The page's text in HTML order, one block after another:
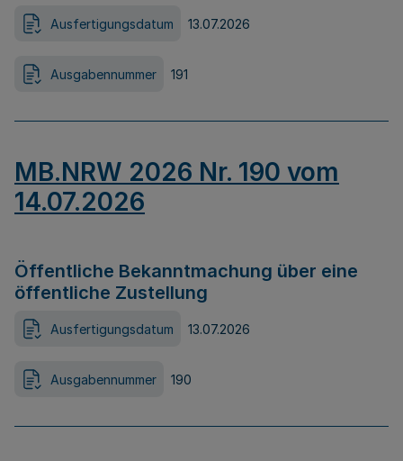
Ausfertigungsdatum 13.07.2026
Ausgabennummer 191
MB.NRW 2026 Nr. 190 vom
14.07.2026
Öffentliche Bekanntmachung über eine
öffentliche Zustellung
Ausfertigungsdatum 13.07.2026
Ausgabennummer 190